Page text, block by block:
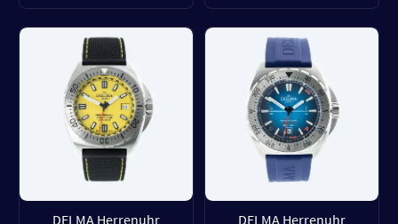
DELMA Herrenuhr
DELMA Herrenuhr